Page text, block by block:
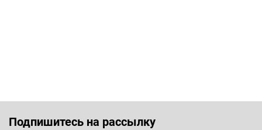
Подпишитесь на рассылку